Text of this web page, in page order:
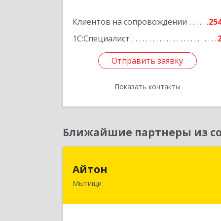
Клиентов на сопровождении
1С:Специалист
Отправить заявку
Показать контакты
Отправить заявку
Назад
Ближайшие партнеры из
Айтон
Мытищи
141006, Московская обл, Мытищи г,